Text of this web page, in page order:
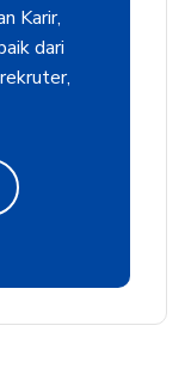
Karir,
dari